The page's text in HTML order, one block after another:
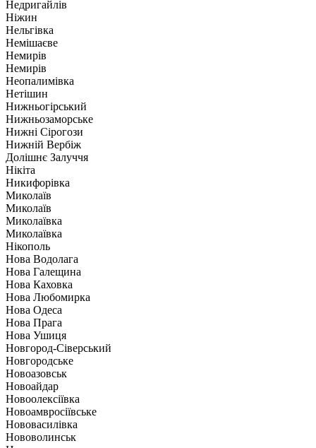
Недригайлів
Ніжин
Нельгівка
Немішаєве
Немирів
Немирів
Неопалимівка
Нетішин
Нижньогірський
Нижньозаморське
Нижні Сірогози
Нижній Вербіж
Долішнє Залуччя
Нікіта
Никифорівка
Миколаїв
Миколаїв
Миколаївка
Миколаївка
Нікополь
Нова Водолага
Нова Галещина
Нова Каховка
Нова Любомирка
Нова Одеса
Нова Прага
Нова Ушиця
Новгород-Сіверський
Новгородське
Новоазовськ
Новоайдар
Новоолексіївка
Новоамвросіївське
Нововасилівка
Нововолинськ